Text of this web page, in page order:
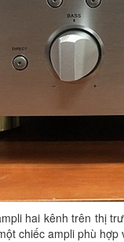
hai kênh trên thị
chiếc ampli phù